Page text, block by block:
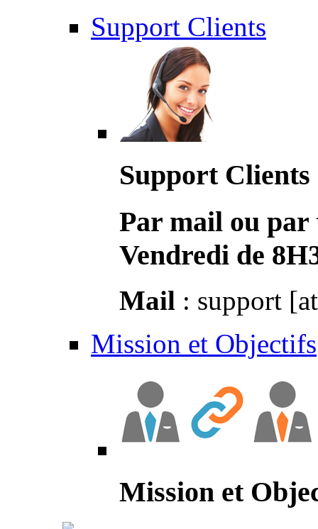
Support Clients
Support Clients
Par mail ou par
Vendredi de
Mail : support
Mission et Objectifs
Mission et